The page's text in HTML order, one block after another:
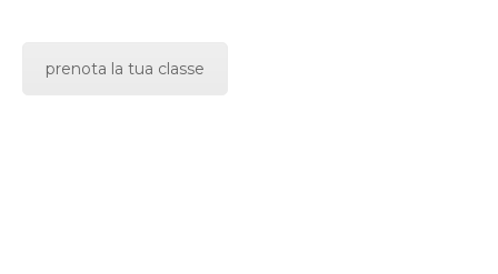
prenota la tua classe